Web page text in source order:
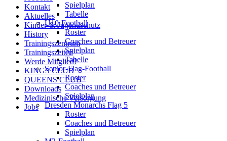
Spielplan
Tabelle
U10-Football
Roster
Coaches und Betreuer
Spielplan
Tabelle
Senior-Flag-Football
Roster
Coaches und Betreuer
Spielplan
Dresden Monarchs Flag 5
Roster
Coaches und Betreuer
Spielplan
Kontakt
Aktuelles
Kinder-& Jugendschutz
History
Trainingszentrum
Trainingszeiten
Werde Mitglied!
KINGS CLUB
QUEENS CLUB
Downloads
Medizinische Versorgung
Jobs